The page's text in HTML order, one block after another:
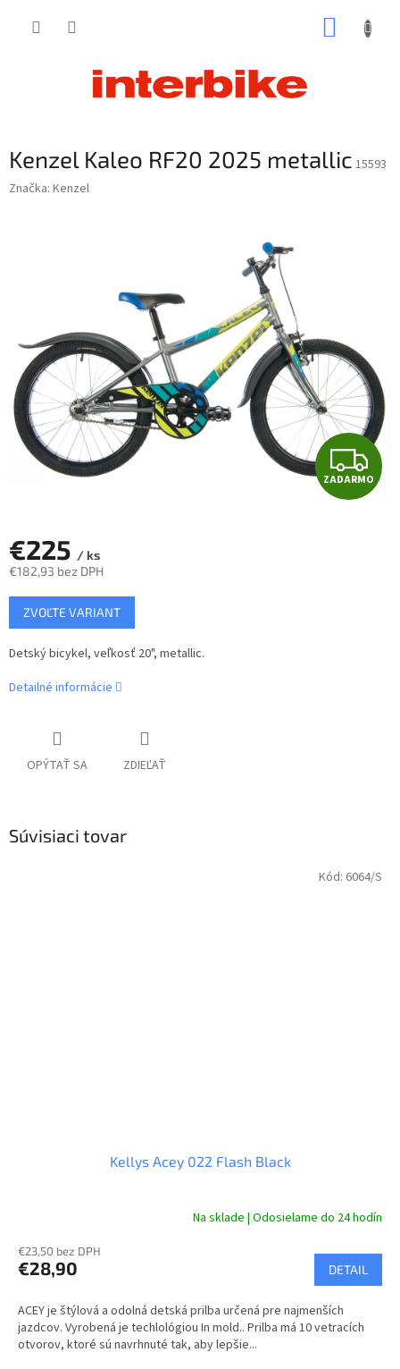
Kenzel Kaleo RF20 2025 metallic 15593
Značka: Kenzel
Z
A
ZADARMO
€225 / ks
€182,93 bez DPH
Jednotková
cena:
ZVOĽTE VARIANT
Detský bicykel, veľkosť 20", metallic.
Detailné informácie
OPÝTAŤ SA ZDIEĽAŤ
Súvisiaci tovar
Kellys Acey 022 Flash Black
Na sklade | Odosielame do 24 hodín
€23,50 bez DPH
€28,90 DETAIL
ACEY je štýlová a odolná detská prilba určená pre najmenších
jazdcov. Vyrobená je techlológiou In mold.. Prilba má 10 vetracích
otvorov, ktoré sú navrhnuté tak, aby lepšie...
Kód: 6064/S